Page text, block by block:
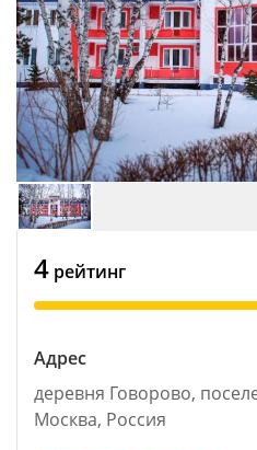
4 рейтинг
Адрес
деревня Говорово,
Москва, Россия